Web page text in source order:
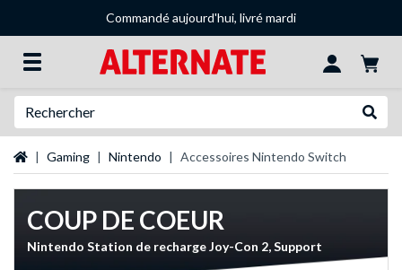
Commandé aujourd'hui, livré mardi
Page d'accueil
Gaming Nintendo Accessoires Nintendo Switch
COUP DE COEUR
Nintendo Station de recharge Joy-Con 2, Support